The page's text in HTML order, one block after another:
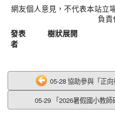
網友個人意見，不代表本站立
負責
發表
者
樹狀展開
05-28 協助參與「正
05-29 「2026暑假國小教